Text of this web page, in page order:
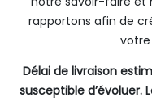
rapportons afin de
votre
Délai de livraison
susceptible d’évoluer.